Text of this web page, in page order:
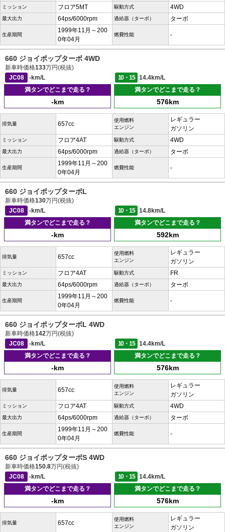
ミッション フロア5MT 駆動方式 4WD
最大出力 64ps/6000rpm 過給器（ターボ） ターボ
生産期間
1999年11月～200
0年04月
燃費性能 -
660 ジョイポップターボ 4WD
新車時価格133万円(税抜)
JC08
-km/L 10・15
14.4km/L
満タンでどこまで走る？
-km
満タンでどこまで走る？
576km
排気量 657cc
使用燃料
エンジン
レギュラー
ガソリン
ミッション フロア4AT 駆動方式 4WD
最大出力 64ps/6000rpm 過給器（ターボ） ターボ
生産期間
1999年11月～200
0年04月
燃費性能 -
660 ジョイポップターボL
新車時価格130万円(税抜)
JC08
-km/L 10・15
14.8km/L
満タンでどこまで走る？
-km
満タンでどこまで走る？
592km
排気量 657cc
使用燃料
エンジン
レギュラー
ガソリン
ミッション フロア4AT 駆動方式 FR
最大出力 64ps/6000rpm 過給器（ターボ） ターボ
生産期間
1999年11月～200
0年04月
燃費性能 -
660 ジョイポップターボL 4WD
新車時価格142万円(税抜)
JC08
-km/L 10・15
14.4km/L
満タンでどこまで走る？
-km
満タンでどこまで走る？
576km
排気量 657cc
使用燃料
エンジン
レギュラー
ガソリン
ミッション フロア4AT 駆動方式 4WD
最大出力 64ps/6000rpm 過給器（ターボ） ターボ
生産期間
1999年11月～200
0年04月
燃費性能 -
660 ジョイポップターボS 4WD
新車時価格150.8万円(税抜)
JC08
-km/L 10・15
14.4km/L
満タンでどこまで走る？
-km
満タンでどこまで走る？
576km
排気量 657cc
使用燃料
エンジン
レギュラー
ガソリン